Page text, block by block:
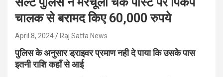
चालक से बरामद किए 60,000 रुपये
April 8, 2024 Raj Satta News
पुलिस के अनुसार ड्राइवर प्रमाण नही दे पाया कि उसके पास
इतनी राशि कहाँ से आई